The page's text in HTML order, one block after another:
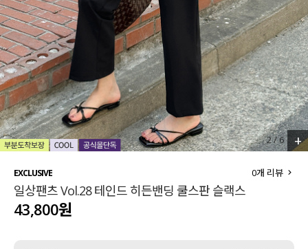
MADE
세트할인 ~30%
하객룩
살안타템
110사이즈
티셔츠
블라우스
팬츠
스커트
언더웨어
3/6 +
EXCLUSIVE
일상팬츠 Vol.28 테인드 히든밴딩 쿨스판 슬랙스
0개 리뷰
43,800원